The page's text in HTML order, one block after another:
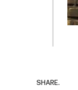
SHARE.